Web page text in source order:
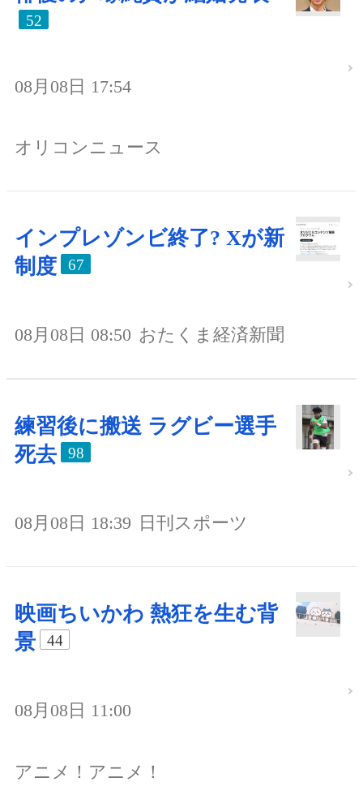
52
08月08日 17:54
オリコンニュース
インプレゾンビ終了? Xが新
制度
67
08月08日 08:50 おたくま経済新聞
練習後に搬送 ラグビー選手
死去
98
08月08日 18:39 日刊スポーツ
映画ちいかわ 熱狂を生む背
景
44
08月08日 11:00
アニメ！アニメ！